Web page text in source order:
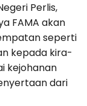
Perlis,
FAMA akan
seperti
kepada kira-
kejohanan
dari